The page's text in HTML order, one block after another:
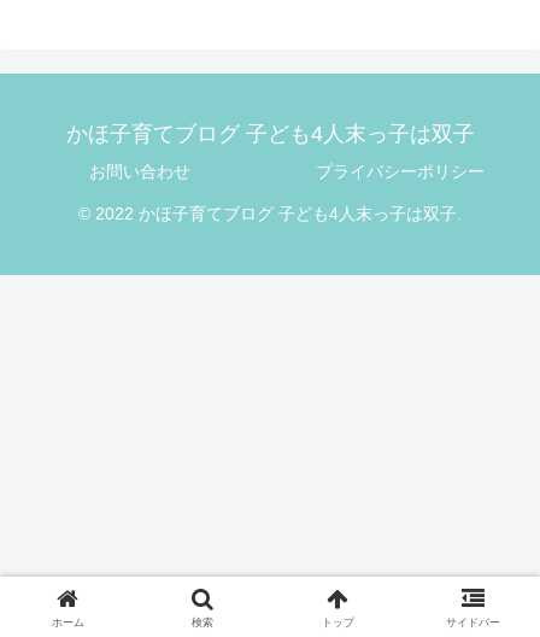
かほ子育てブログ 子ども4人末っ子は双子
お問い合わせ プライバシーポリシー
© 2022 かほ子育てブログ 子ども4人末っ子は双子.
ホーム 検索 トップ サイドバー